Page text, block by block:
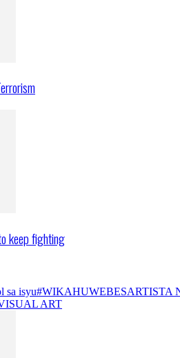
keep fighting
sa isyu#WIKAHUWEBESARTISTA
ART